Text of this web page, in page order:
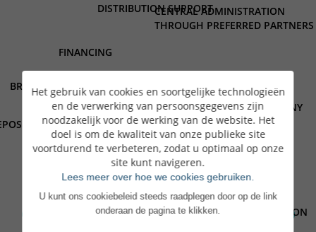
BANK
BROKERAGE
FINANCING
DISTRIBUTION SUPPORTCENTRAL ADMINISTRATION
THROUGH PREFERRED PARTNERS
MANAGEMENT COMPANY
DOMICILIATION
Het gebruik van cookies en soortgelijke technologieën
en de verwerking van persoonsgegevens zijn
noodzakelijk voor de werking van de website. Het
doel is om de kwaliteit van onze publieke site
voortdurend te verbeteren, zodat u optimaal op onze
site kunt navigeren.
Lees meer over hoe we cookies gebruiken.
U kunt ons cookiebeleid steeds raadplegen door op de link
onderaan de pagina te klikken.